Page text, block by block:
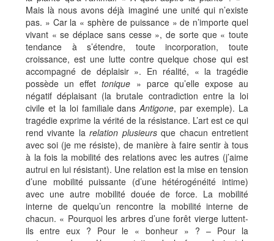
Mais là nous avons déjà imaginé une unité qui n’existe
pas. » Car la « sphère de puissance » de n’importe quel
vivant « se déplace sans cesse », de sorte que « toute
tendance à s’étendre, toute incorporation, toute
croissance, est une lutte contre quelque chose qui est
accompagné de déplaisir ». En réalité, « la tragédie
possède un effettonique » parce qu’elle expose au
négatif déplaisant (la brutale contradiction entre la loi
civile et la loi familiale dansAntigone, par exemple). La
tragédie exprime la vérité de la résistance. L’art est ce qui
rend vivante larelation plusieursque chacun entretient
avec soi (je me résiste), de manière à faire sentir à tous
à la fois la mobilité des relations avec les autres (j’aime
autrui en lui résistant). Une relation est la mise en tension
d’une mobilité puissante (d’une hétérogénéité intime)
avec une autre mobilité douée de force. La mobilité
interne de quelqu’un rencontre la mobilité interne de
chacun. « Pourquoi les arbres d’une forêt vierge luttent-
ils entre eux ? Pour le « bonheur » ? – Pour la